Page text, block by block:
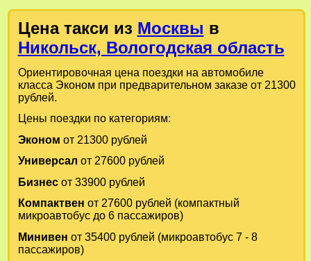
Цена такси из Москвы в
Никольск, Вологодская область
Ориентировочная цена поездки на автомобиле
класса Эконом при предварительном заказе от 21300
рублей.
Цены поездки по категориям:
Эконом от 21300 рублей
Универсал от 27600 рублей
Бизнесот 33900 рублей
Компактвен от 27600 рублей (компактный
микроавтобус до 6 пассажиров)
Минивен от 35400 рублей (микроавтобус 7 - 8
пассажиров)